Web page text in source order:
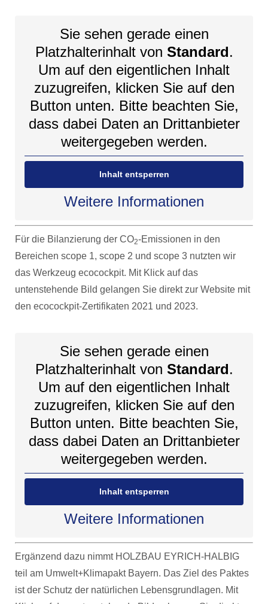
Sie sehen gerade einen
Platzhalterinhalt von Standard.
Um auf den eigentlichen Inhalt
zuzugreifen, klicken Sie auf den
Button unten. Bitte beachten Sie,
dass dabei Daten an Drittanbieter
weitergegeben werden.
Inhalt entsperren
Weitere Informationen
Für die Bilanzierung der CO2-Emissionen in den
Bereichen scope 1, scope 2 und scope 3 nutzten wir
das Werkzeug ecocockpit. Mit Klick auf das
untenstehende Bild gelangen Sie direkt zur Website mit
den ecocockpit-Zertifikaten 2021 und 2023.
Sie sehen gerade einen
Platzhalterinhalt von Standard.
Um auf den eigentlichen Inhalt
zuzugreifen, klicken Sie auf den
Button unten. Bitte beachten Sie,
dass dabei Daten an Drittanbieter
weitergegeben werden.
Inhalt entsperren
Weitere Informationen
Ergänzend dazu nimmt HOLZBAU EYRICH-HALBIG
teil am Umwelt+Klimapakt Bayern. Das Ziel des Paktes
ist der Schutz der natürlichen Lebensgrundlagen. Mit